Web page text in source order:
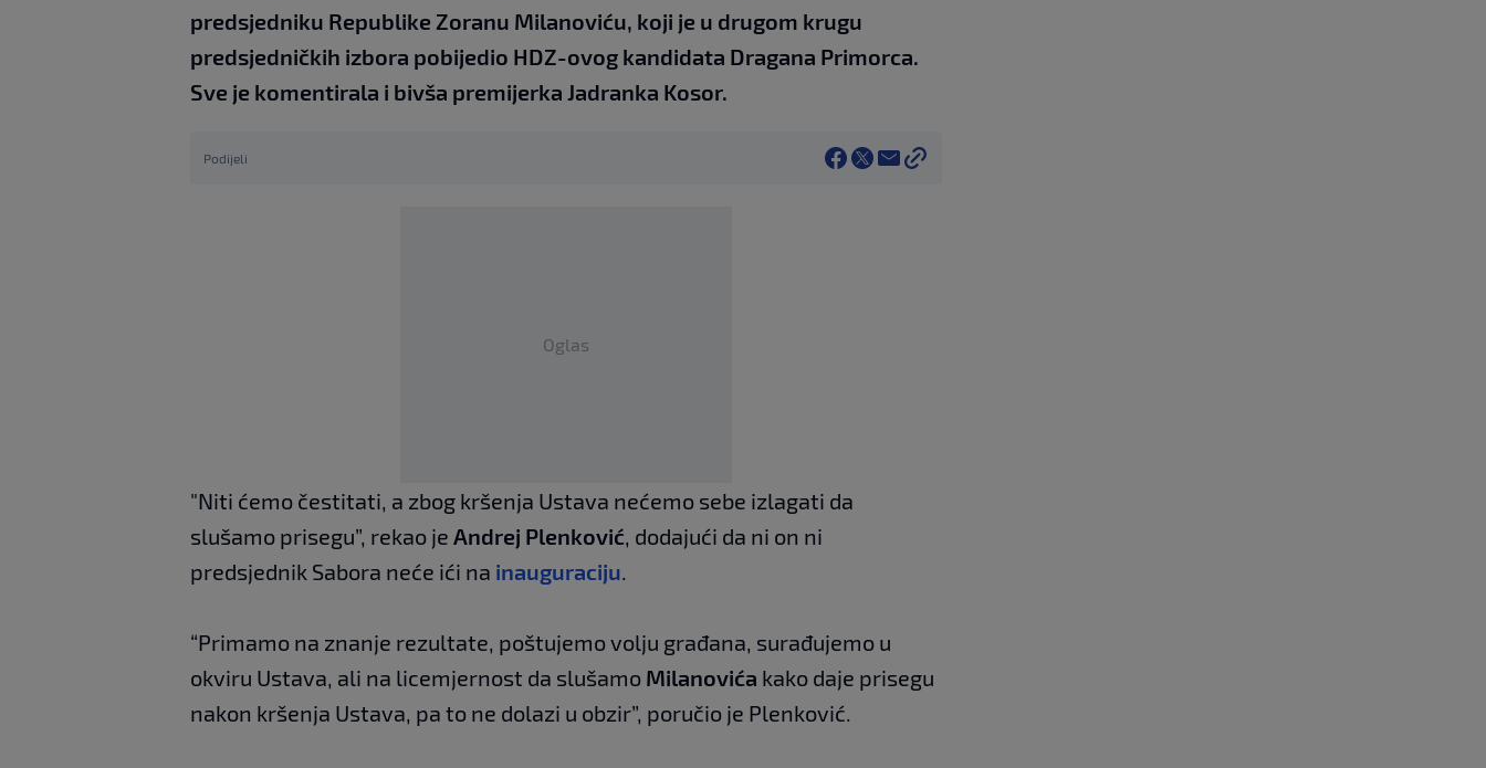
predsjedniku Republike Zoranu Milanoviću, koji je u drugom krugu
predsjedničkih izbora pobijedio HDZ-ovog kandidata Dragana Primorca.
Sve je komentirala i bivša premijerka Jadranka Kosor.
Podijeli
Oglas
"Niti ćemo čestitati, a zbog kršenja Ustava nećemo sebe izlagati da
slušamo prisegu”, rekao je Andrej Plenković, dodajući da ni on ni
predsjednik Sabora neće ići na inauguraciju.
“Primamo na znanje rezultate, poštujemo volju građana, surađujemo u
okviru Ustava, ali na licemjernost da slušamo Milanovića kako daje prisegu
nakon kršenja Ustava, pa to ne dolazi u obzir”, poručio je Plenković.